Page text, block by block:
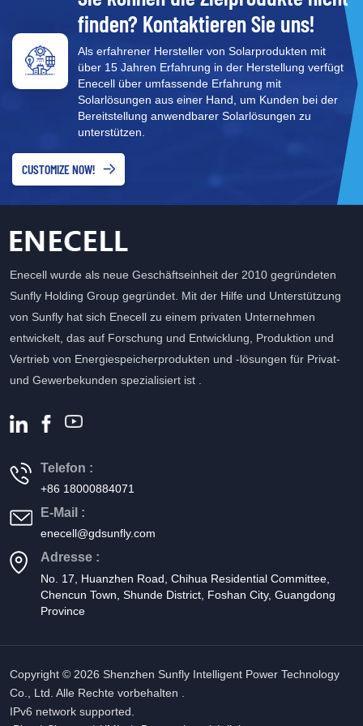
finden? Kontaktieren Sie uns!
Als erfahrener Hersteller von Solarprodukten mit
über 15 Jahren Erfahrung in der Herstellung verfügt
Enecell über umfassende Erfahrung mit
Solarlösungen aus einer Hand, um Kunden bei der
Bereitstellung anwendbarer Solarlösungen zu
unterstützen.
CUSTOMIZE NOW!
Enecell wurde als neue Geschäftseinheit der 2010 gegründeten
Sunfly Holding Group gegründet. Mit der Hilfe und Unterstützung
von Sunfly hat sich Enecell zu einem privaten Unternehmen
entwickelt, das auf Forschung und Entwicklung, Produktion und
Vertrieb von Energiespeicherprodukten und -lösungen für Privat-
und Gewerbekunden spezialisiert ist .
Telefon :
+86 18000884071
E-Mail :
enecell@gdsunfly.com
Adresse :
No. 17, Huanzhen Road, Chihua Residential Committee,
Chencun Town, Shunde District, Foshan City, Guangdong
Province
Copyright © 2026 Shenzhen Sunfly Intelligent Power Technology
Co., Ltd. Alle Rechte vorbehalten .
IPv6 network supported.